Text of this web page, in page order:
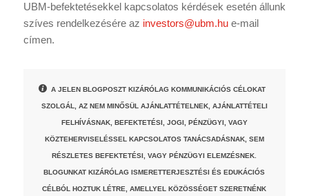
UBM-befektetésekkel kapcsolatos kérdések esetén állunk
szíves rendelkezésére az investors@ubm.hue-mail
címen.
A JELEN BLOGPOSZT KIZÁRÓLAG KOMMUNIKÁCIÓS CÉLOKAT
SZOLGÁL, AZ NEM MINŐSÜL AJÁNLATTÉTELNEK, AJÁNLATTÉTELI
FELHÍVÁSNAK, BEFEKTETÉSI, JOGI, PÉNZÜGYI, VAGY
KÖZTEHERVISELÉSSEL KAPCSOLATOS TANÁCSADÁSNAK, SEM
RÉSZLETES BEFEKTETÉSI, VAGY PÉNZÜGYI ELEMZÉSNEK.
BLOGUNKAT KIZÁRÓLAG ISMERETTERJESZTÉSI ÉS EDUKÁCIÓS
CÉLBÓL HOZTUK LÉTRE, AMELLYEL KÖZÖSSÉGET SZERETNÉNK